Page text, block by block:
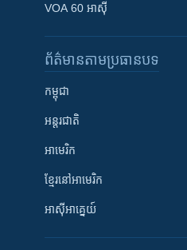
VOA 60 អាស៊ី
ព័ត៌មាន​តាមប្រធានបទ​
កម្ពុជា
អន្តរជាតិ
អាមេរិក
ខ្មែរ​នៅអាមេរិក
អាស៊ីអាគ្នេយ៍